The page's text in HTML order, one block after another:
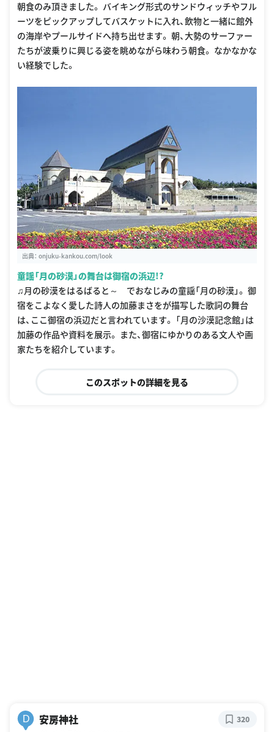
朝食のみ頂きました。 バイキング形式のサンドウィッチやフル
ーツをピックアップしてバスケットに入れ、飲物と一緒に館外
の海岸やプールサイドへ持ち出せます。 朝、大勢のサーファー
たちが波乗りに興じる姿を眺めながら味わう朝食。 なかなかな
い経験でした。
出典： onjuku-kankou.com/look
童謡「月の砂漠」の舞台は御宿の浜辺!?
♫月の砂漠をはるばると～ でおなじみの童謡「月の砂漠」。 御
宿をこよなく愛した詩人の加藤まさをが描写した歌詞の舞台
は、ここ御宿の浜辺だと言われています。 「月の沙漠記念館」は
加藤の作品や資料を展示。 また、御宿にゆかりのある文人や画
家たちを紹介しています。
このスポットの詳細を見る
D 安房神社 320